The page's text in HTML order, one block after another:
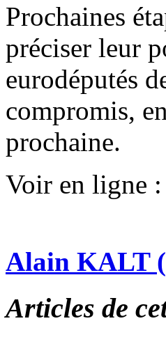
Prochaines
préciser leur
eurodéputés
compromis,
prochaine.
Voir en ligne :
Alain KALT
Articles de